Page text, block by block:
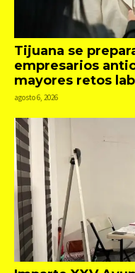
Tijuana se
empresarios
mayores retos
agosto 6, 2026